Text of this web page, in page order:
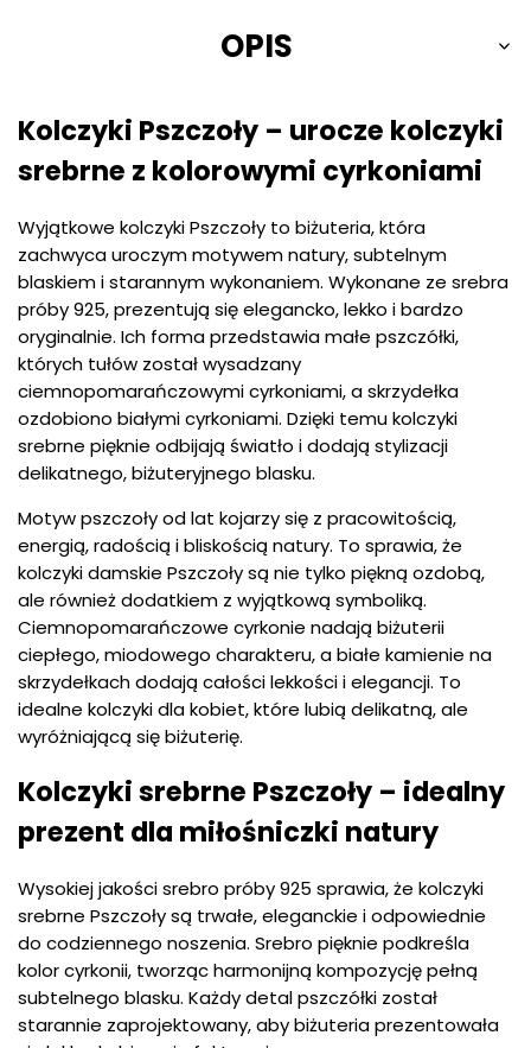
OPIS
Kolczyki Pszczoły – urocze kolczyki
srebrne z kolorowymi cyrkoniami
Wyjątkowe kolczyki Pszczoły to biżuteria, która
zachwyca uroczym motywem natury, subtelnym
blaskiem i starannym wykonaniem. Wykonane ze srebra
próby 925, prezentują się elegancko, lekko i bardzo
oryginalnie. Ich forma przedstawia małe pszczółki,
których tułów został wysadzany
ciemnopomarańczowymi cyrkoniami, a skrzydełka
ozdobiono białymi cyrkoniami. Dzięki temu kolczyki
srebrne pięknie odbijają światło i dodają stylizacji
delikatnego, biżuteryjnego blasku.
Motyw pszczoły od lat kojarzy się z pracowitością,
energią, radością i bliskością natury. To sprawia, że
kolczyki damskie Pszczoły są nie tylko piękną ozdobą,
ale również dodatkiem z wyjątkową symboliką.
Ciemnopomarańczowe cyrkonie nadają biżuterii
ciepłego, miodowego charakteru, a białe kamienie na
skrzydełkach dodają całości lekkości i elegancji. To
idealne kolczyki dla kobiet, które lubią delikatną, ale
wyróżniającą się biżuterię.
Kolczyki srebrne Pszczoły – idealny
prezent dla miłośniczki natury
Wysokiej jakości srebro próby 925 sprawia, że kolczyki
srebrne Pszczoły są trwałe, eleganckie i odpowiednie
do codziennego noszenia. Srebro pięknie podkreśla
kolor cyrkonii, tworząc harmonijną kompozycję pełną
subtelnego blasku. Każdy detal pszczółki został
starannie zaprojektowany, aby biżuteria prezentowała